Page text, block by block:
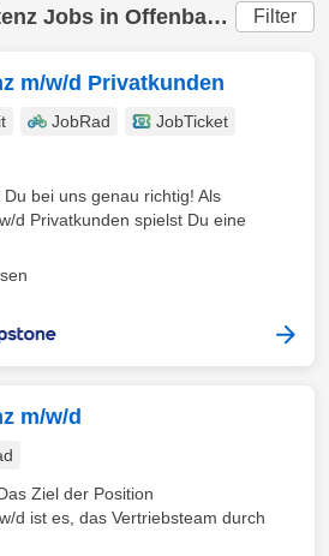
Jobs in Offenbach am Main Filter
m/w/d Privatkunden
JobRad
JobTicket
Du bei uns genau richtig! Als
d Privatkunden spielst Du eine
m/w/d
Ziel der Position
d ist es, das Vertriebsteam durch